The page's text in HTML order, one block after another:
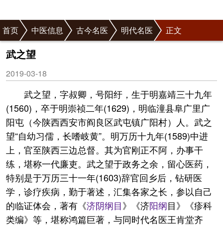
首页 中医信息 古今名医 明代名医 正文
武之望
2019-03-18
武之望，字叔卿，号阳纡，生于明嘉靖三十九年
(1560)，卒于明崇祯二年(1629)，明临潼县阜广里广
阳屯（今陕西西安市阎良区武屯镇广阳村）人。武之
望“自幼习儒，长嗜岐黄”。明万历十九年(1589)中进
上，官至陕西三边总督。其为官刚正不阿，办事干
练，堪称一代廉吏。武之望于政务之余，留心医药，
特别是于万历三十一年(1603)辞官回乡后，钻研医
学，诊疗疾病，勤于著述，汇集各家之长，参以自己
的临证体会，著有《济阴纲目》《济阳纲目》《疹科
类编》等，堪称鸿篇巨著，与同时代名医王肯堂齐